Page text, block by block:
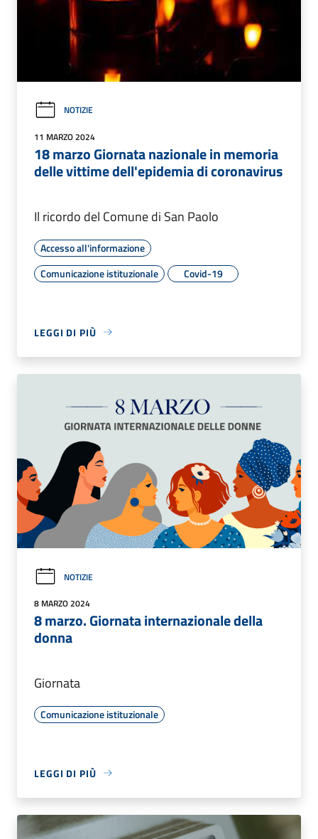
NOTIZIE
11 MARZO 2024
18 marzo Giornata nazionale in memoria
delle vittime dell'epidemia di coronavirus
Il ricordo del Comune di San Paolo
Accesso all'informazione
Comunicazione istituzionale
Covid-19
LEGGI DI PIÙ
NOTIZIE
8 MARZO 2024
8 marzo. Giornata internazionale della
donna
Giornata
Comunicazione istituzionale
LEGGI DI PIÙ